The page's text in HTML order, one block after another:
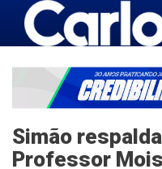
Simão
Professor